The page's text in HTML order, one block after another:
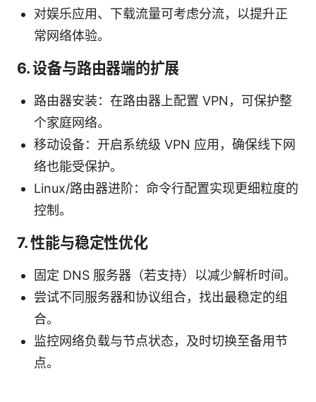
对娱乐应用、下载流量可考虑分流，以提升正
常网络体验。
6. 设备与路由器端的扩展
路由器安装：在路由器上配置 VPN，可保护整
个家庭网络。
移动设备：开启系统级 VPN 应用，确保线下网
络也能受保护。
Linux/路由器进阶：命令行配置实现更细粒度的
控制。
7. 性能与稳定性优化
固定 DNS 服务器（若支持）以减少解析时间。
尝试不同服务器和协议组合，找出最稳定的组
合。
监控网络负载与节点状态，及时切换至备用节
点。